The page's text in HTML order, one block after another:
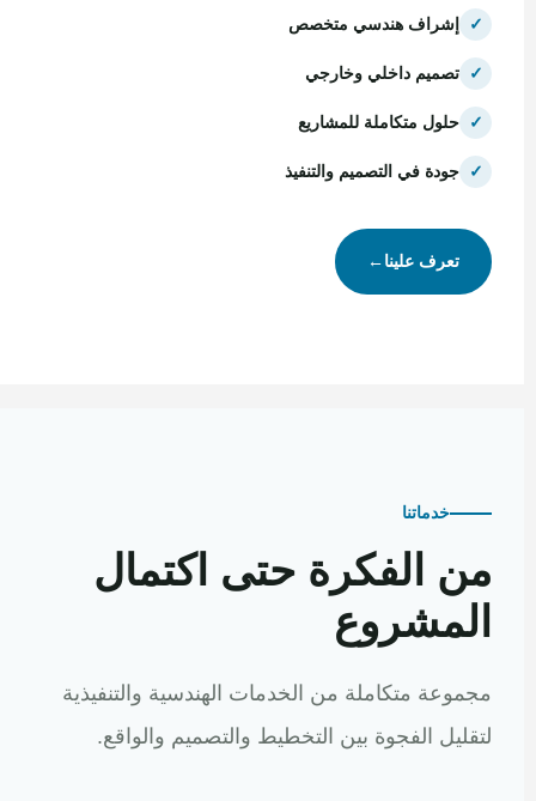
✓ إشراف هندسي متخصص
✓ تصميم داخلي وخارجي
✓ حلول متكاملة للمشاريع
✓ جودة في التصميم والتنفيذ
تعرف علينا←
خدماتنا
من الفكرة حتى اكتمال
المشروع
مجموعة متكاملة من الخدمات الهندسية والتنفيذية
لتقليل الفجوة بين التخطيط والتصميم والواقع.